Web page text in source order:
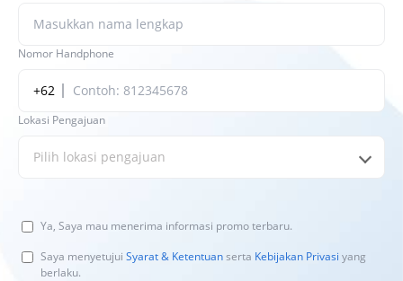
Nomor Handphone
+62
Lokasi Pengajuan
Pilih lokasi pengajuan
Ya, Saya mau menerima informasi promo terbaru.
Saya menyetujui Syarat & Ketentuanserta Kebijakan Privasi yang
berlaku.